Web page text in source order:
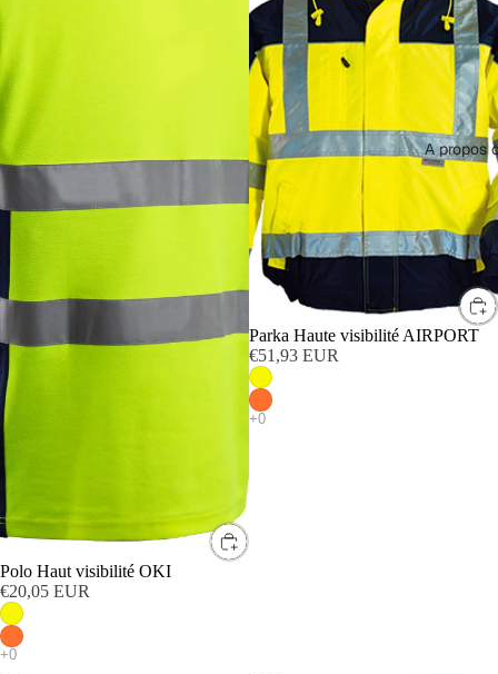
A propos
Polo Haut visibilité OKI
€20,05 EUR
Parka Haute visibilité AIRPORT
€51,93 EUR